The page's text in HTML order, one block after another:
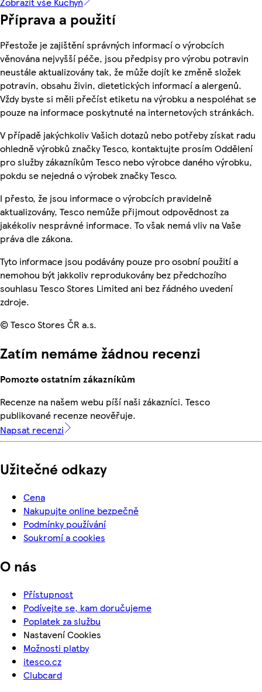
Příprava a použití
Přestože je zajištění správných informací o výrobcích
věnována nejvyšší péče, jsou předpisy pro výrobu potravin
neustále aktualizovány tak, že může dojít ke změně složek
potravin, obsahu živin, dietetických informací a alergenů.
Vždy byste si měli přečíst etiketu na výrobku a nespoléhat se
pouze na informace poskytnuté na internetových stránkách.
V případě jakýchkoliv Vašich dotazů nebo potřeby získat radu
ohledně výrobků značky Tesco, kontaktujte prosím Oddělení
pro služby zákazníkům Tesco nebo výrobce daného výrobku,
pokdu se nejedná o výrobek značky Tesco.
I přesto, že jsou informace o výrobcích pravidelně
aktualizovány, Tesco nemůže přijmout odpovědnost za
jakékoliv nesprávné informace. To však nemá vliv na Vaše
práva dle zákona.
Tyto informace jsou podávány pouze pro osobní použití a
nemohou být jakkoliv reprodukovány bez předchozího
souhlasu Tesco Stores Limited ani bez řádného uvedení
zdroje.
© Tesco Stores ČR a.s.
Zatím nemáme žádnou recenzi
Pomozte ostatním zákazníkům
Recenze na našem webu píší naši zákazníci. Tesco
publikované recenze neověřuje.
Napsat recenzi
Užitečné odkazy
Cena
Nakupujte online bezpečně
Podmínky používání
Soukromí a cookies
O nás
Přístupnost
Podívejte se, kam doručujeme
Poplatek za službu
Nastavení Cookies
Možnosti platby
itesco.cz
Clubcard